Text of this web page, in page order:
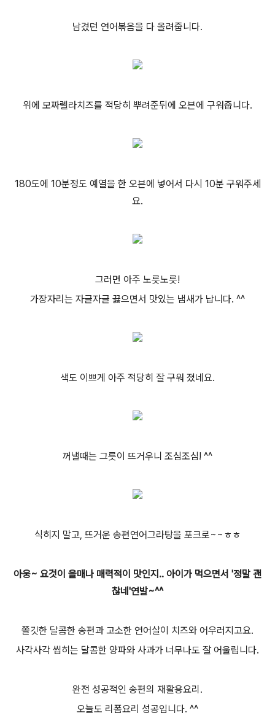
남겼던 연어볶음을 다 올려줍니다.
위에 모짜렐라치즈를 적당히 뿌려준뒤에 오븐에 구워줍니다.
180도에 10분정도 예열을 한 오븐에 넣어서 다시 10분 구워주세
요.
그러면 아주 노릇노릇!
가장자리는 자글자글 끓으면서 맛있는 냄새가 납니다. ^^
색도 이쁘게 아주 적당히 잘 구워 졌네요.
꺼낼때는 그릇이 뜨거우니 조심조심! ^^
식히지 말고, 뜨거운 송편연어그라탕을 포크로~~ㅎㅎ
아웅~ 요것이 을매나 매력적이 맛인지.. 아이가 먹으면서 '정말 괜
찮네'연발~^^
쫄깃한 달콤한 송편과 고소한 연어살이 치즈와 어우러지고요.
사각사각 씹히는 달콤한 양파와 사과가 너무나도 잘 어울립니다.
완전 성공적인 송편의 재활용요리.
오늘도 리폼요리 성공입니다. ^^